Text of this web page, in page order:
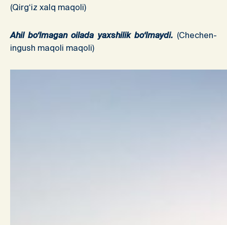
(Qirg‘iz xalq maqoli)
Ahil bo‘lmagan oilada yaxshilik bo‘lmaydi.(Chechen-
ingush maqoli maqoli)